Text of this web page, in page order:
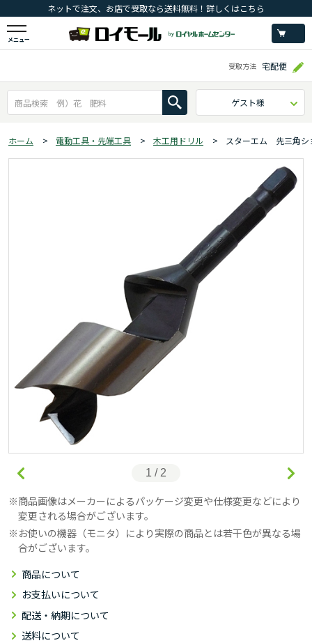
ネットで注文、お店で受取なら送料無料！詳しくはこちら
メニュー
受取方法 宅配便
ゲスト様
ホーム > 電動工具・先端工具 > 木工用ドリル > スターエム 先三角
1 / 2
商品画像はメーカーによるパッケージ変更や仕様変更などにより
変更される場合がございます。
お使いの機器（モニタ）により実際の商品とは若干色が異なる場
合がございます。
商品について
お支払いについて
配送・納期について
送料について